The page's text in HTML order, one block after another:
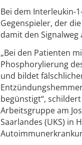
Bei dem Interleukin-
Gegenspieler, der
damit den Signalweg
„Bei den Patienten
Phosphorylierung
und bildet
begünstigt“,
Arbeitsgruppe am
Saarlandes (UKS) in